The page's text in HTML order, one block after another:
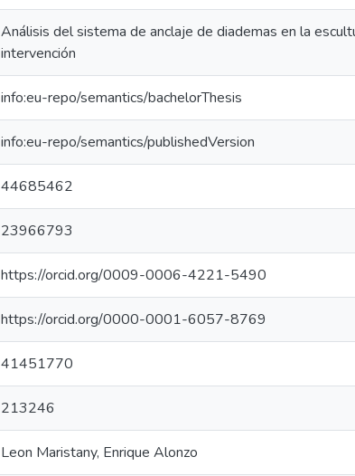
Análisis del sistema de anclaje de diademas en la
intervención
info:eu-repo/semantics/bachelorThesis
info:eu-repo/semantics/publishedVersion
44685462
23966793
https://orcid.org/0009-0006-4221-5490
https://orcid.org/0000-0001-6057-8769
41451770
213246
Leon Maristany, Enrique Alonzo